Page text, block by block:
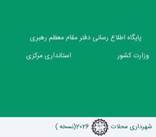
پایگاه اطلاع رسانی دفتر مقام معظم رهبری
وزارت کشور استانداری مرکزی
شهرداری محلات 2026(نسخه )